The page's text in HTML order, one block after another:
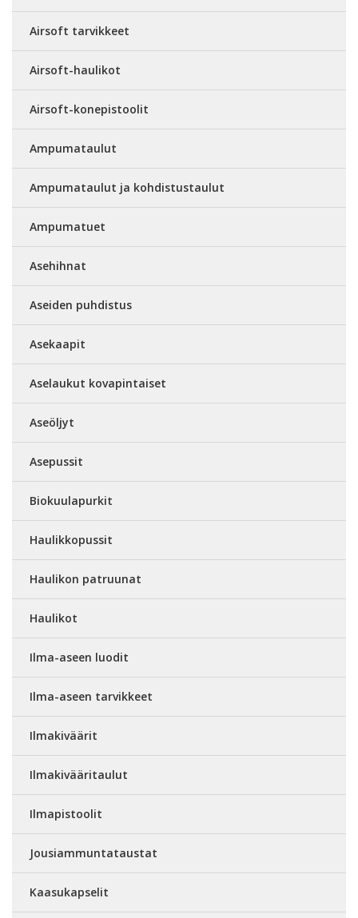
Airsoft tarvikkeet
Airsoft-haulikot
Airsoft-konepistoolit
Ampumataulut
Ampumataulut ja kohdistustaulut
Ampumatuet
Asehihnat
Aseiden puhdistus
Asekaapit
Aselaukut kovapintaiset
Aseöljyt
Asepussit
Biokuulapurkit
Haulikkopussit
Haulikon patruunat
Haulikot
Ilma-aseen luodit
Ilma-aseen tarvikkeet
Ilmakiväärit
Ilmakivääritaulut
Ilmapistoolit
Jousiammuntataustat
Kaasukapselit